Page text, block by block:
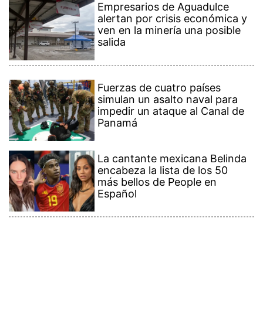
Empresarios de Aguadulce
alertan por crisis económica y
ven en la minería una posible
salida
Fuerzas de cuatro países
simulan un asalto naval para
impedir un ataque al Canal de
Panamá
La cantante mexicana Belinda
encabeza la lista de los 50
más bellos de People en
Español